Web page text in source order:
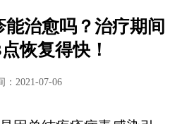
治愈吗？治疗期间
恢复得快！
：2021-07-06